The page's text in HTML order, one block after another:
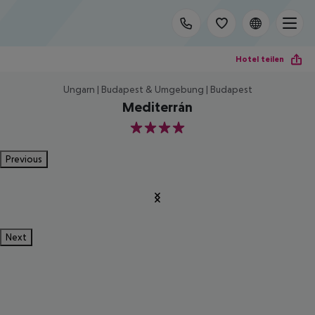
Hotel teilen
Ungarn | Budapest & Umgebung | Budapest
Mediterrán
4
Previous
Next